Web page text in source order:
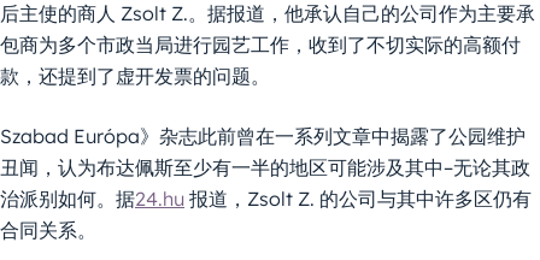
后主使的商人 Zsolt Z.。据报道，他承认自己的公司作为主要承
包商为多个市政当局进行园艺工作，收到了不切实际的高额付
款，还提到了虚开发票的问题。
Szabad Európa》杂志此前曾在一系列文章中揭露了公园维护
丑闻，认为布达佩斯至少有一半的地区可能涉及其中–无论其政
治派别如何。据24.hu 报道，Zsolt Z. 的公司与其中许多区仍有
合同关系。